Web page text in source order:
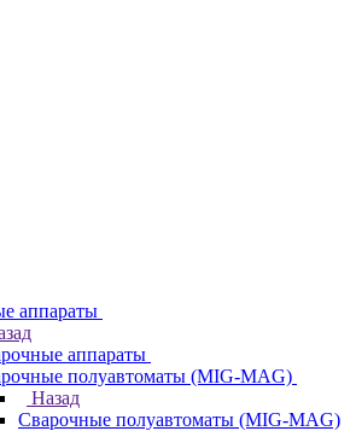
аппараты
аппараты
полуавтоматы (MIG-MAG)
Назад
Сварочные полуавтоматы (MIG-MAG)